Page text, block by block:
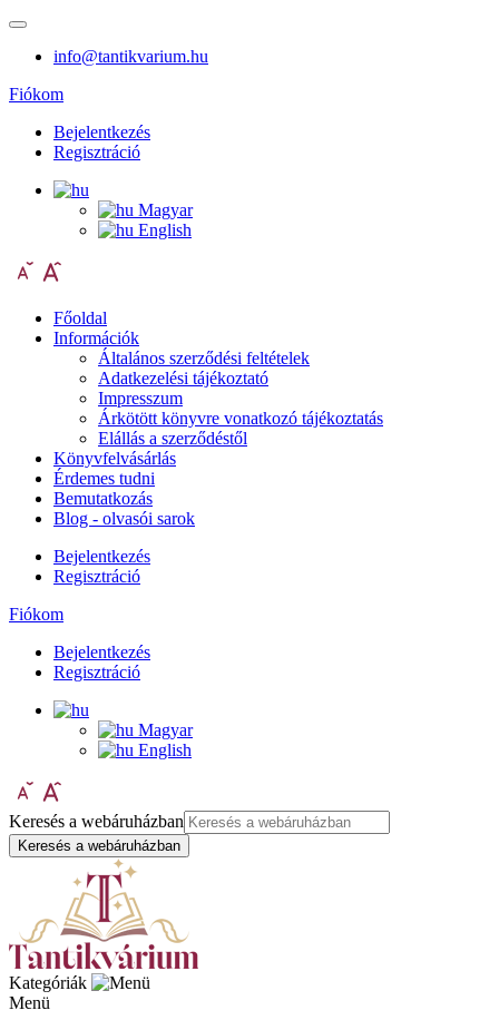
info@tantikvarium.hu
Fiókom
Bejelentkezés
Regisztráció
Magyar
English
Főoldal
Információk
Általános szerződési feltételek
Adatkezelési tájékoztató
Impresszum
Árkötött könyvre vonatkozó tájékoztatás
Elállás a szerződéstől
Könyvfelvásárlás
Érdemes tudni
Bemutatkozás
Blog - olvasói sarok
Bejelentkezés
Regisztráció
Fiókom
Bejelentkezés
Regisztráció
Magyar
English
Keresés a webáruházban
Keresés a webáruházban
Kategóriák
Menü